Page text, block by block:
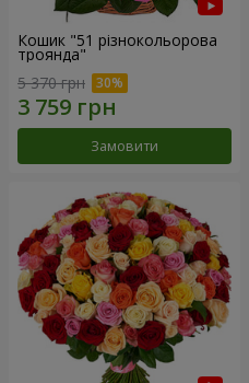
Кошик "51 різнокольорова
троянда"
5 370 грн
Замовити